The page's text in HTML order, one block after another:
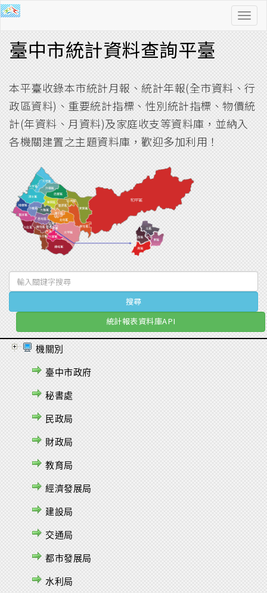
功
臺中市統計資料查詢平臺
本平臺收錄本市統計月報、統計年報(全市資料、行
政區資料)、重要統計指標、性別統計指標、物價統
計(年資料、月資料)及家庭收支等資料庫，並納入
各機關建置之主題資料庫，歡迎多加利用！
統計報表資料庫API
機關別
臺中市政府
秘書處
民政局
財政局
教育局
經濟發展局
建設局
交通局
都市發展局
水利局